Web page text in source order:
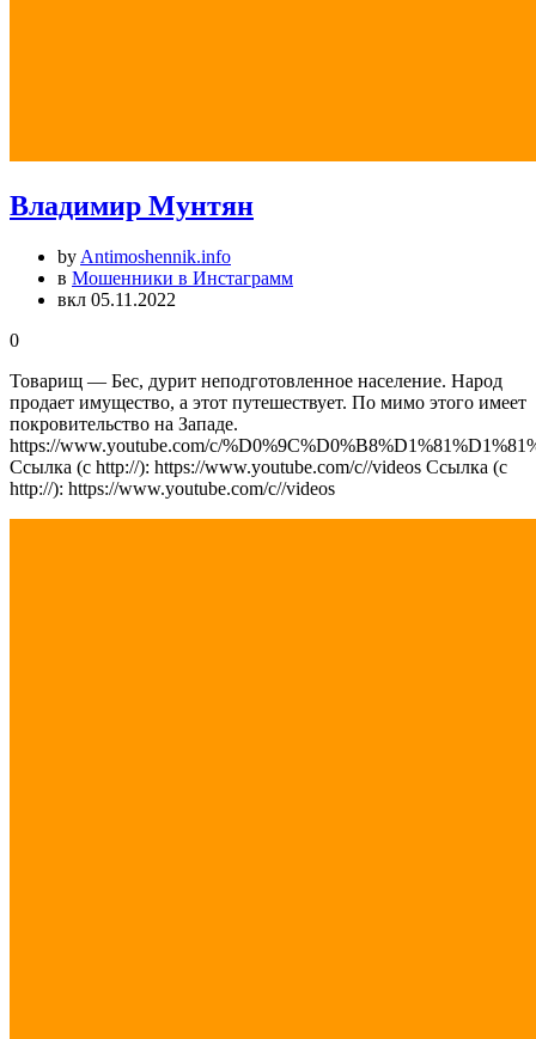
Владимир Мунтян
by Antimoshennik.info
в Мошенники в Инстаграмм
вкл 05.11.2022
0
Товарищ — Бес, дурит неподготовленное население. Народ
продает имущество, а этот путешествует. По мимо этого имеет
покровительство на Западе.
https://www.youtube.com/c/
Ссылка (с http://): https://www.youtube.com/c//videos Ссылка (с
http://): https://www.youtube.com/c//videos